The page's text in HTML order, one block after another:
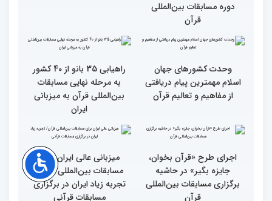
گزارش تصویری اولین روز
رقابت بخش بانوان چهلمین
دوره مسابقات بین المللی
قرآن کریم (بخش دوم)
رقابت بخش بانوان چهلمین
دوره مسابقات بین المللی
قرآن کریم (بخش اول)
نهایی جشنواره تلاوت‌های
تقلیدی در بخش غیر
حضوری اعلام می‌شود
محتوای قرآن با نظامات
غیبی موثر بر زندگی افراد
ارتباط دارد
انس با قرآن بهترین نقشه